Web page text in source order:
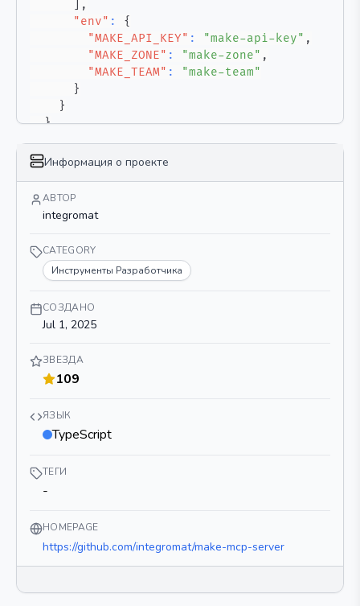
,
"env" :
{
"MAKE_API_KEY" : "make-api-key" ,
"MAKE_ZONE" : "make-zone" ,
"MAKE_TEAM" :
"make-team"
}
}
}
Информация о проекте
АВТОР
integromat
CATEGORY
Инструменты Разработчика
СОЗДАНО
Jul 1, 2025
ЗВЕЗДА
109
ЯЗЫК
TypeScript
ТЕГИ
-
HOMEPAGE
https://github.com/integromat/make-mcp-server